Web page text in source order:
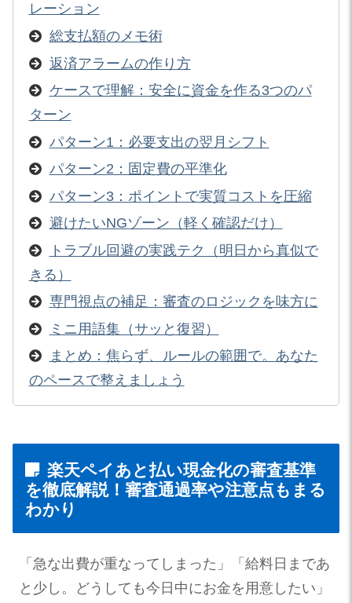
レーション
総支払額のメモ術
返済アラームの作り方
ケースで理解：安全に資金を作る3つのパ
ターン
パターン1：必要支出の翌月シフト
パターン2：固定費の平準化
パターン3：ポイントで実質コストを圧縮
避けたいNGゾーン（軽く確認だけ）
トラブル回避の実践テク（明日から真似で
きる）
専門視点の補足：審査のロジックを味方に
ミニ用語集（サッと復習）
まとめ：焦らず、ルールの範囲で。あなた
のペースで整えましょう
楽天ペイあと払い現金化の審査基準
を徹底解説！審査通過率や注意点もまる
わかり
「急な出費が重なってしまった」「給料日まであ
と少し。どうしても今日中にお金を用意したい」